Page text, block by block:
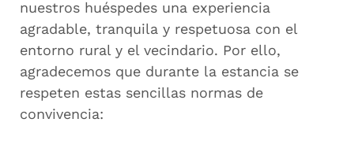
nuestros huéspedes una experiencia
agradable, tranquila y respetuosa con el
entorno rural y el vecindario. Por ello,
agradecemos que durante la estancia se
respeten estas sencillas normas de
convivencia: